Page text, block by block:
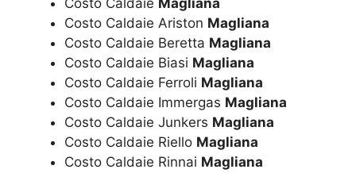
Costo Caldaie Magliana
Costo Caldaie Ariston Magliana
Costo Caldaie Beretta Magliana
Costo Caldaie Biasi Magliana
Costo Caldaie Ferroli Magliana
Costo Caldaie Immergas Magliana
Costo Caldaie Junkers Magliana
Costo Caldaie Riello Magliana
Costo Caldaie Rinnai Magliana